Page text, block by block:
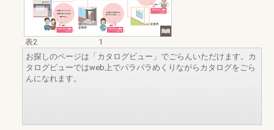
表2
1
お探しのページは「カタログビュー」でごらんいただけます。カ
タログビューではweb上でパラパラめくりながらカタログをごら
んになれます。